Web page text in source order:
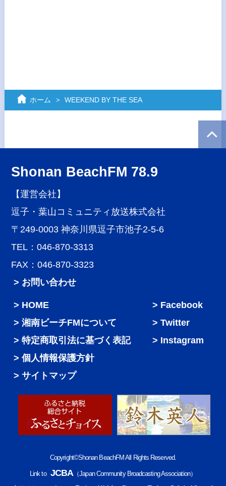
ホーム WEEKEND BY THE SEA
Shonan BeachFM 78.9
【運営会社】
逗子・葉山コミュニティ放送株式会社
〒249-0003 神奈川県逗子市池子2-5-6
TEL：046-870-3313
FAX：046-870-3323
> お問い合わせ
HOME
湘南ビーチFMについて
特定商取引法に基づく表記
個人情報保護方針
サイトマップ
Facebook
Twitter
Instagram
Copyright©Shonan BeachFM All Rights Reserved.
Link to JCBA （Japan Community Broadcasting Association）